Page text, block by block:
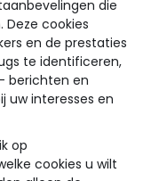
die
cookies
en de prestaties
te identificeren,
berichten en
uw interesses en
op
cookies u wilt